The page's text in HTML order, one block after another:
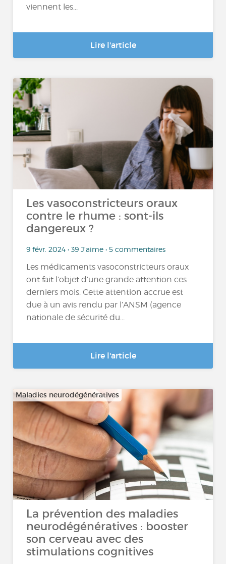
viennent les...
Lire l'article
Les vasoconstricteurs oraux
contre le rhume : sont-ils
dangereux ?
9 févr. 2024 • 39 J'aime • 5 commentaires
Les médicaments vasoconstricteurs oraux
ont fait l’objet d’une grande attention ces
derniers mois. Cette attention accrue est
due à un avis rendu par l’ANSM (agence
nationale de sécurité du...
Lire l'article
Maladies neurodégénératives
La prévention des maladies
neurodégénératives : booster
son cerveau avec des
stimulations cognitives